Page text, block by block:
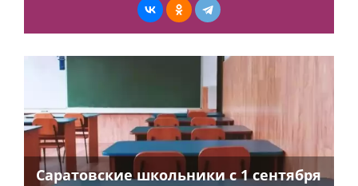
Саратовские школьники с 1 сентября